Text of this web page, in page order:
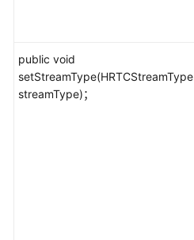
public void
setStreamType(HRTCStreamType
streamType)；